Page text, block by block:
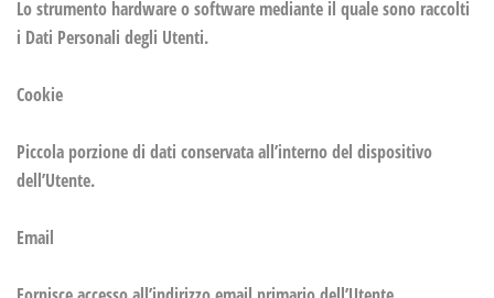
Lo strumento hardware o software mediante il quale sono raccolti
i Dati Personali degli Utenti.
Cookie
Piccola porzione di dati conservata all’interno del dispositivo
dell’Utente.
Email